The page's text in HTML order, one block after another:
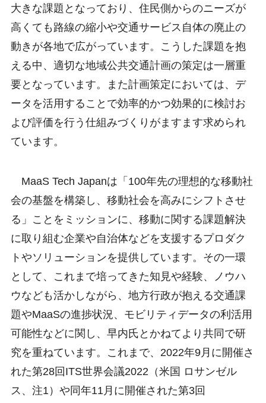
大きな課題となっており、住民側からのニーズが
高くても路線の縮小や交通サービス自体の廃止の
動きが各地で広がっています。こうした課題を抱
える中、適切な地域公共交通計画の策定は一層重
要となっています。また計画策定においては、デ
ータを活用することで効率的かつ効果的に検討お
よび評価を行う仕組みづくりがますます求められ
ています。
MaaS Tech Japanは「100年先の理想的な移動社
会の基盤を構築し、移動社会を高みにシフトさせ
る」ことをミッションに、移動に関する課題解決
に取り組む企業や自治体などを支援するプロダク
トやソリューションを提供しています。その一環
として、これまで培ってきた知見や経験、ノウハ
ウなども活かしながら、地方行政が抱える交通課
題やMaaSの進捗状況、モビリティデータの利活用
可能性などに関し、早内氏とかねてより共同で研
究を重ねています。これまで、2022年9月に開催さ
れた第28回ITS世界会議2022（米国 ロサンゼル
ス、注1）や同年11月に開催された第3回